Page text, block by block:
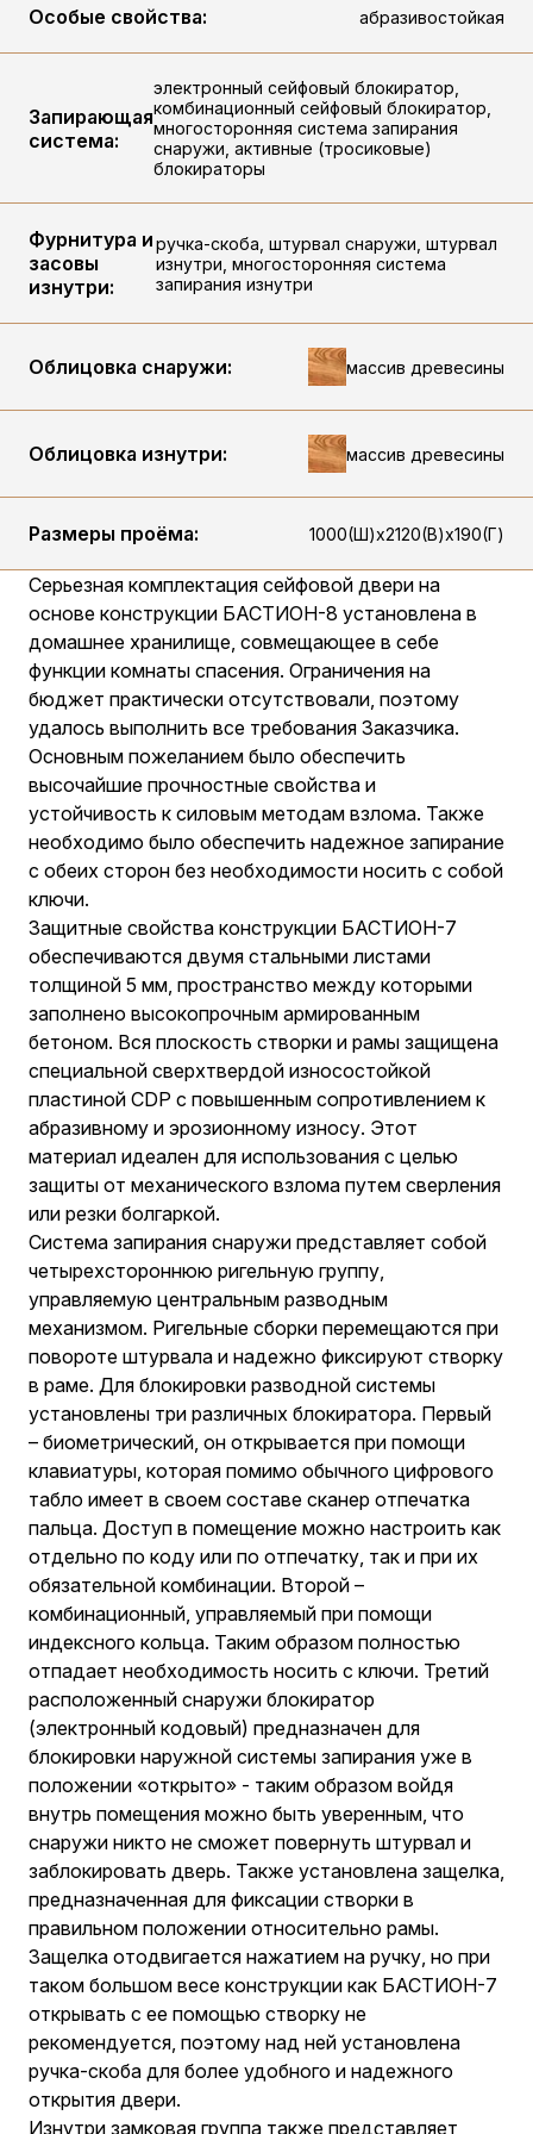
Особые свойства: абразивостойкая
Запирающая
система:
электронный сейфовый блокиратор,
комбинационный сейфовый блокиратор,
многосторонняя система запирания
снаружи, активные (тросиковые)
блокираторы
Фурнитура и
засовы
изнутри:
ручка-скоба, штурвал снаружи, штурвал
изнутри, многосторонняя система
запирания изнутри
Облицовка снаружи: массив древесины
Облицовка изнутри: массив древесины
Размеры проёма: 1000(Ш)х2120(В)х190(Г)
Серьезная комплектация сейфовой двери на
основе конструкции БАСТИОН-8 установлена в
домашнее хранилище, совмещающее в себе
функции комнаты спасения. Ограничения на
бюджет практически отсутствовали, поэтому
удалось выполнить все требования Заказчика.
Основным пожеланием было обеспечить
высочайшие прочностные свойства и
устойчивость к силовым методам взлома. Также
необходимо было обеспечить надежное запирание
с обеих сторон без необходимости носить с собой
ключи.
Защитные свойства конструкции БАСТИОН-7
обеспечиваются двумя стальными листами
толщиной 5 мм, пространство между которыми
заполнено высокопрочным армированным
бетоном. Вся плоскость створки и рамы защищена
специальной сверхтвердой износостойкой
пластиной CDP с повышенным сопротивлением к
абразивному и эрозионному износу. Этот
материал идеален для использования с целью
защиты от механического взлома путем сверления
или резки болгаркой.
Система запирания снаружи представляет собой
четырехстороннюю ригельную группу,
управляемую центральным разводным
механизмом. Ригельные сборки перемещаются при
повороте штурвала и надежно фиксируют створку
в раме. Для блокировки разводной системы
установлены три различных блокиратора. Первый
– биометрический, он открывается при помощи
клавиатуры, которая помимо обычного цифрового
табло имеет в своем составе сканер отпечатка
пальца. Доступ в помещение можно настроить как
отдельно по коду или по отпечатку, так и при их
обязательной комбинации. Второй –
комбинационный, управляемый при помощи
индексного кольца. Таким образом полностью
отпадает необходимость носить с ключи. Третий
расположенный снаружи блокиратор
(электронный кодовый) предназначен для
блокировки наружной системы запирания уже в
положении «открыто» - таким образом войдя
внутрь помещения можно быть уверенным, что
снаружи никто не сможет повернуть штурвал и
заблокировать дверь. Также установлена защелка,
предназначенная для фиксации створки в
правильном положении относительно рамы.
Защелка отодвигается нажатием на ручку, но при
таком большом весе конструкции как БАСТИОН-7
открывать с ее помощью створку не
рекомендуется, поэтому над ней установлена
ручка-скоба для более удобного и надежного
открытия двери.
Изнутри замковая группа также представляет